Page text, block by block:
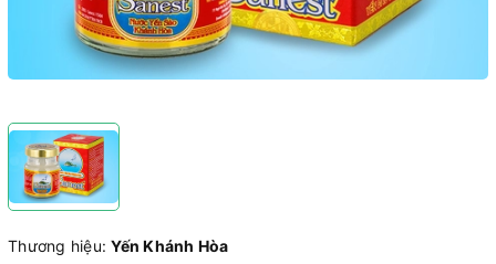
Thương hiệu:Yến Khánh Hòa